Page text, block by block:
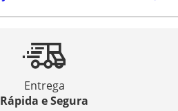
Entrega
Rápida e Segura